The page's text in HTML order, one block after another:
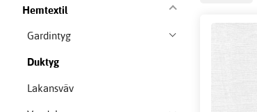
Hemtextil
Gardintyg
Duktyg
Lakansväv